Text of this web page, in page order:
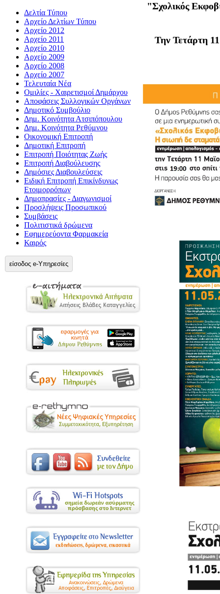
Δελτία Τύπου
Αρχείο Δελτίων Τύπου
Αρχείο 2012
Αρχείο 2011
Αρχείο 2010
Αρχείο 2009
Αρχείο 2008
Αρχείο 2007
Τελευταία Νέα
Ομιλίες - Χαιρετισμοί Δημάρχου
Αποφάσεις Συλλογικών Οργάνων
Δημοτικό Συμβούλιο
Δημ. Κοινότητα Ατσιπόπουλου
Δημ. Κοινότητα Ρεθύμνου
Οικονομική Επιτροπή
Δημοτική Επιτροπή
Επιτροπή Ποιότητας Ζωής
Επιτροπή Διαβούλευσης
Δημόσιες Διαβουλεύσεις
Ειδική Επιτροπή Επικίνδυνως
Ετοιμορρόπων
Δημοπρασίες - Διαγωνισμοί
Προσλήψεις Προσωπικού
Συμβάσεις
Πολιτιστικά δρώμενα
Εφημερεύοντα Φαρμακεία
Καιρός
είσοδος e-Υπηρεσίες
"Σχολικός
Την Τετάρτη